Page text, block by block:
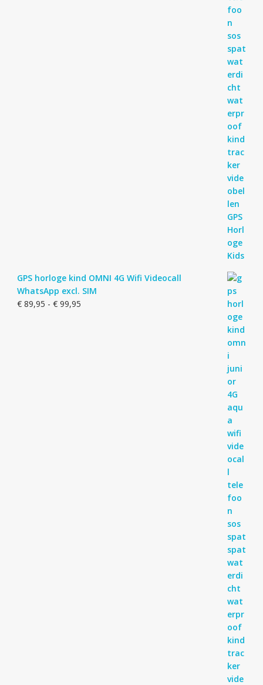
GPS horloge kind OMNI 4G Wifi Videocall
WhatsApp excl. SIM
€89,95 - €99,95Prijsklasse: